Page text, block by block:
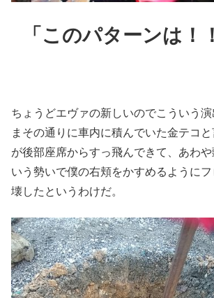
「このパターンは！
ちょうどエヴァの新しいのでこういう
まその通りに車内に積んでいた金テコ
が後部座席からすっ飛んできて、あわ
いう勢いで僕の右頬をかすめるように
壊したというわけだ。